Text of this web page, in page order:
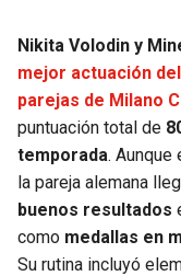
Nikita Volodin y
mejor actuación
parejas de Milano
puntuación total de
temporada. Aunque
la pareja alemana
buenos resultados
como medallas en
Su rutina incluyó